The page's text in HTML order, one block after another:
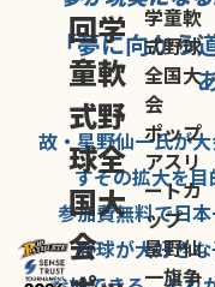
回学
童軟
式野
球全
国大
会
学童軟
式野球
全国大
会
ポップ
アスリ
ートカ
ップ
星野仙
一旗争
「夢に向かう
故・星野仙一氏が
すその拡大を目
参加費無料で日
野球が大好きな